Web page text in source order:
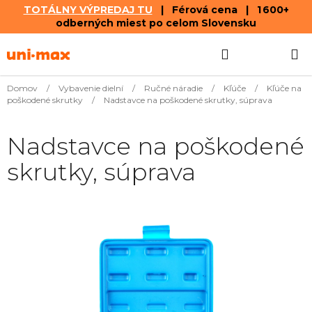
TOTÁLNY VÝPREDAJ TU | Férová cena | 1 600+
odberných miest po celom Slovensku
na
KOŠÍK
Domov / Vybavenie dielní / Ručné náradie / Kľúče /
Kľúče na
poškodené skrutky
/ Nadstavce na poškodené skrutky, súprava
Nadstavce na poškodené
skrutky, súprava